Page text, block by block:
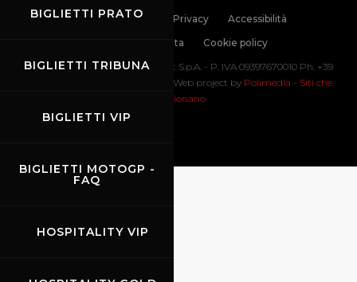
BIGLIETTI PRATO
BIGLIETTI TRIBUNA
BIGLIETTI VIP
BIGLIETTI MOTOGP -
FAQ
HOSPITALITY VIP
Links Contatti Privacy
Accessibilità
Codice di Condotta
Cookie policy
Copyright © 2026 Mugello Circuit S.p.A. - P. IVA 09397670010 Ph. +39
0558499111- All Rights Reserved | Web project by Polimedia - Siti che
funzionano